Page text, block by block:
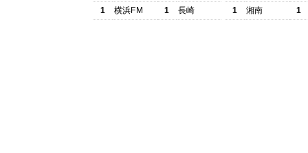
1
横浜FM 1 長崎
1
湘南 1